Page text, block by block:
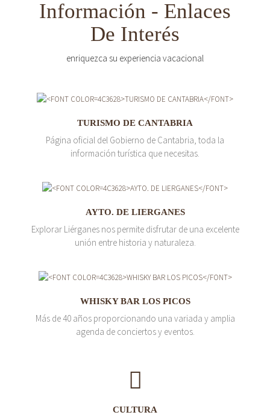
Información - Enlaces
De Interés
enriquezca su experiencia vacacional
TURISMO DE CANTABRIA
Página oficial del Gobierno de Cantabria, toda la
información turística que necesitas.
AYTO. DE LIERGANES
Explorar Liérganes nos permite disfrutar de una excelente
unión entre historia y naturaleza.
WHISKY BAR LOS PICOS
Más de 40 años proporcionando una variada y amplia
agenda de conciertos y eventos.
CULTURA